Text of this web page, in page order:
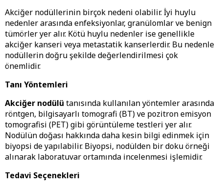
Akciğer nodüllerinin birçok nedeni olabilir. İyi huylu
nedenler arasında enfeksiyonlar, granülomlar ve benign
tümörler yer alır. Kötü huylu nedenler ise genellikle
akciğer kanseri veya metastatik kanserlerdir. Bu nedenle
nodüllerin doğru şekilde değerlendirilmesi çok
önemlidir.
Tanı Yöntemleri
Akciğer nodülü tanısında kullanılan yöntemler arasında
röntgen, bilgisayarlı tomografi (BT) ve pozitron emisyon
tomografisi (PET) gibi görüntüleme testleri yer alır.
Nodülün doğası hakkında daha kesin bilgi edinmek için
biyopsi de yapılabilir. Biyopsi, nodülden bir doku örneği
alınarak laboratuvar ortamında incelenmesi işlemidir.
Tedavi Seçenekleri